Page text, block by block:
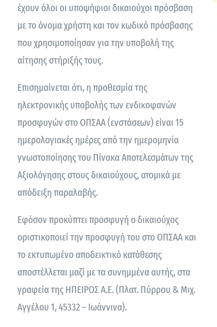
έχουν όλοι οι υποψήφιοι δικαιούχοι πρόσβαση
με το όνομα χρήστη και τον κωδικό πρόσβασης
που χρησιμοποίησαν για την υποβολή της
αίτησης στήριξής τους.
Επισημαίνεται ότι, η προθεσμία της
ηλεκτρονικής υποβολής των ενδικοφανών
προσφυγών στο ΟΠΣΑΑ (ενστάσεων) είναι 15
ημερολογιακές ημέρες από την ημερομηνία
γνωστοποίησης του Πίνακα Αποτελεσμάτων της
Αξιολόγησης στους δικαιούχους, ατομικά με
απόδειξη παραλαβής.
Εφόσον προκύπτει προσφυγή o δικαιούχος
οριστικοποιεί την προσφυγή του στο ΟΠΣΑΑ και
το εκτυπωμένο αποδεικτικό κατάθεσης
αποστέλλεται μαζί με τα συνημμένα αυτής, στα
γραφεία της ΗΠΕΙΡΟΣ Α.Ε. (Πλατ. Πύρρου & Μιχ.
Αγγέλου 1, 45332 – Ιωάννινα).